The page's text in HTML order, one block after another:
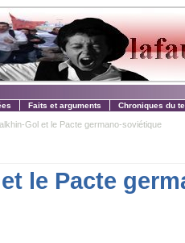
Faits et arguments Chroniques du
Gol et le Pacte germano-soviétique
le Pacte